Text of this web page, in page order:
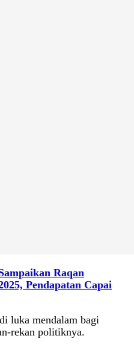
Raqan
Pendapatan Capai
luka mendalam bagi
rekan politiknya.